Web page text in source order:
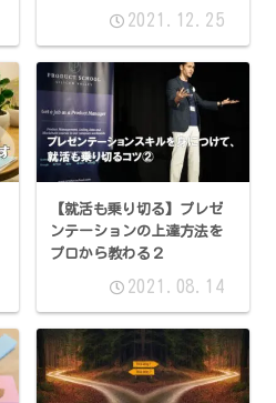
うと手放せない
2021.12.25
【就活も乗り切る】プレゼ
ンテーションの上達方法を
プロから教わる２
2021.08.14